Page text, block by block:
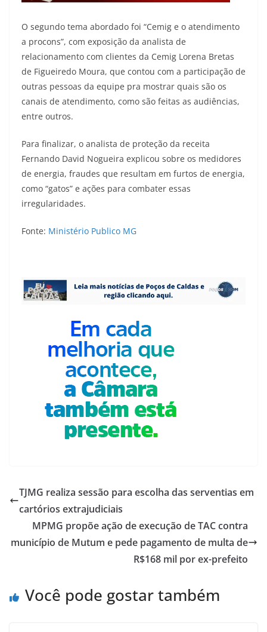
O segundo tema abordado foi “Cemig e o atendimento
a procons”, com exposição da analista de
relacionamento com clientes da Cemig Lorena Bretas
de Figueiredo Moura, que contou com a participação de
outras pessoas da equipe pra mostrar quais são os
canais de atendimento, como são feitas as audiências,
entre outros.
Para finalizar, o analista de proteção da receita
Fernando David Nogueira explicou sobre os medidores
de energia, fraudes que resultam em furtos de energia,
como “gatos” e ações para combater essas
irregularidades.
Fonte: Ministério Publico MG
TJMG realiza sessão para escolha das serventias em
cartórios extrajudiciais
MPMG propõe ação de execução de TAC contra
município de Mutum e pede pagamento de multa de
R$168 mil por ex-prefeito
Você pode gostar também